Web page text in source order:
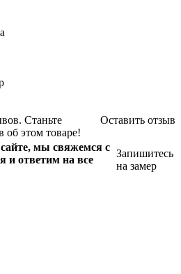
Оставить отзыв
Станьте
об этом товаре!
мы свяжемся с
и ответим на все
Запишитесь
на замер